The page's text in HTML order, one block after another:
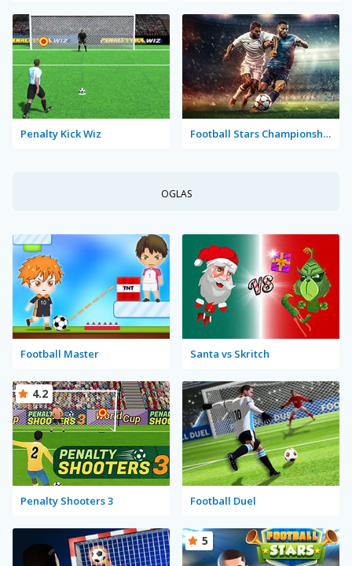
Penalty Kick Wiz Football Stars Championship
OGLAS
Football Master Santa vs Skritch
Penalty Shooters 3
4.2
Football Duel
5